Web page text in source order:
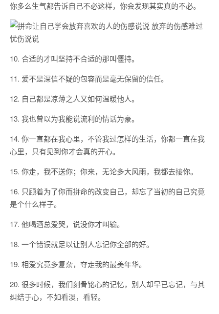
你多么生气都告诉自己不必这样，你会发现其实真的不必。
10. 合适的才叫坚持不合适的那叫僵持。
11. 爱不是深信不疑的包容而是毫无保留的信任。
12. 自己都是凉薄之人又如何温暖他人。
13. 我也曾以为我能说流利的情话为豪。
14. 你一直都在我心里，不管我过怎样的生活，你都一直在我
心里，只有见到你才会真的开心。
15. 你走，我不送你；你来，无论多大风雨，我都去接你。
16. 只顾着为了你而拼命的改变自己，却忘了当初的自己究竟
是个什么样子。
17. 他喝酒总爱哭，说没你才叫输。
18. 一个错误就足以让别人忘记你全部的好。
19. 相爱究竟多复杂，夺走我的最美年华。
20. 很多时候，我们刻骨铭心的记忆，别人却早已忘记，与其
纠结于心，不如看淡，看轻。